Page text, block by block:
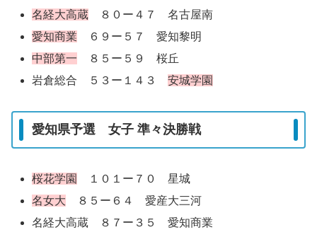
名経大高蔵 ８０ー４７ 名古屋南
愛知商業 ６９ー５７ 愛知黎明
中部第一 ８５ー５９ 桜丘
岩倉総合 ５３ー１４３安城学園
愛知県予選 女子 準々決勝戦
桜花学園
１０１ー７０ 星城
名女大 ８５ー６４ 愛産大三河
名経大高蔵 ８７ー３５ 愛知商業